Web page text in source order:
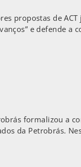
propostas de
e defende a
formalizou a
da Petrobrás.